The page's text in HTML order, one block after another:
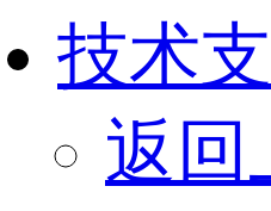
技术
返回